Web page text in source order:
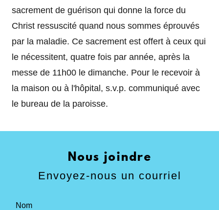
sacrement de guérison qui donne la force du
Christ ressuscité quand nous sommes éprouvés
par la maladie. Ce sacrement est offert à ceux qui
le nécessitent, quatre fois par année, après la
messe de 11h00 le dimanche. Pour le recevoir à
la maison ou à l'hôpital, s.v.p. communiqué avec
le bureau de la paroisse.
Nous joindre
Envoyez-nous un courriel
Nom